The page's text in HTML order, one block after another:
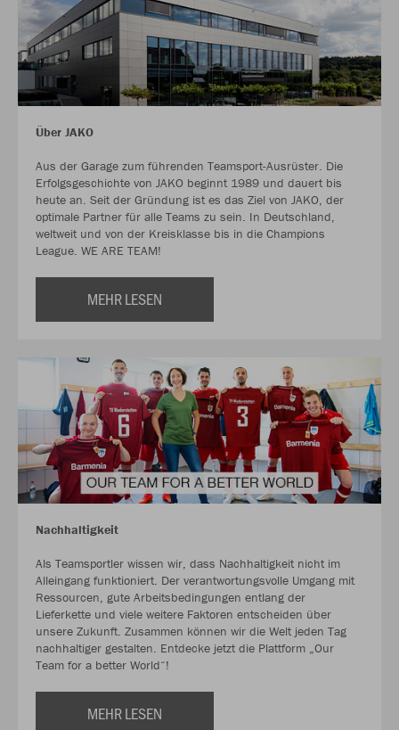
Über JAKO
Aus der Garage zum führenden Teamsport-Ausrüster. Die
Erfolgsgeschichte von JAKO beginnt 1989 und dauert bis
heute an. Seit der Gründung ist es das Ziel von JAKO, der
optimale Partner für alle Teams zu sein. In Deutschland,
weltweit und von der Kreisklasse bis in die Champions
League. WE ARE TEAM!
MEHR LESEN
Nachhaltigkeit
Als Teamsportler wissen wir, dass Nachhaltigkeit nicht im
Alleingang funktioniert. Der verantwortungsvolle Umgang mit
Ressourcen, gute Arbeitsbedingungen entlang der
Lieferkette und viele weitere Faktoren entscheiden über
unsere Zukunft. Zusammen können wir die Welt jeden Tag
nachhaltiger gestalten. Entdecke jetzt die Plattform „Our
Team for a better World“!
MEHR LESEN